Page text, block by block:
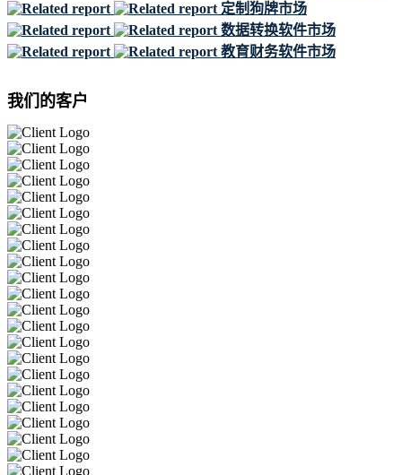
定制狗牌市场
数据转换软件市场
教育财务软件市场
我们的客户